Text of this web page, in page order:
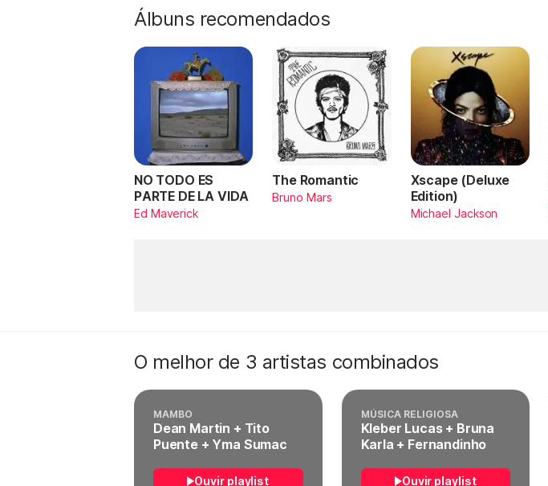
Álbuns recomendados
NO TODO ES
PARTE DE LA VIDA
Ed Maverick
The Romantic
Bruno Mars
Xscape (Deluxe
Edition)
Michael Jackson
O melhor de 3 artistas combinados
MAMBO
Dean Martin + Tito
Puente + Yma Sumac
Ouvir playlist
MÚSICA RELIGIOSA
Kleber Lucas + Bruna
Karla + Fernandinho
Ouvir playlist